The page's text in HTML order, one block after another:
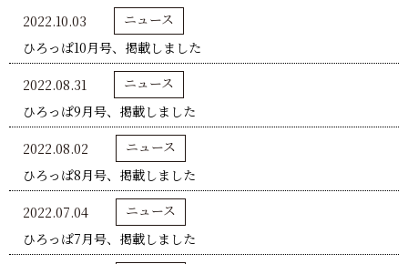
2022.10.03
ニュース
ひろっぱ10月号、掲載しました
2022.08.31
ニュース
ひろっぱ9月号、掲載しました
2022.08.02
ニュース
ひろっぱ8月号、掲載しました
2022.07.04
ニュース
ひろっぱ7月号、掲載しました